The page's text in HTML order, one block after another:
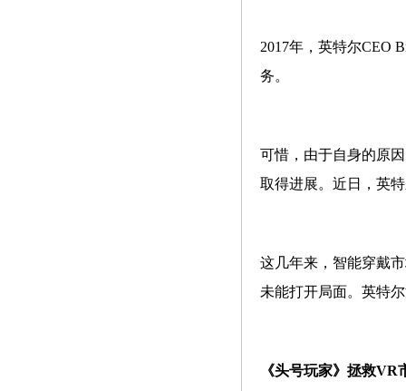
2017年，英特尔CEO
务。
可惜，由于自身的原
取得进展。近日，英
这几年来，智能穿戴
未能打开局面。英特
《头号玩家》拯救VR